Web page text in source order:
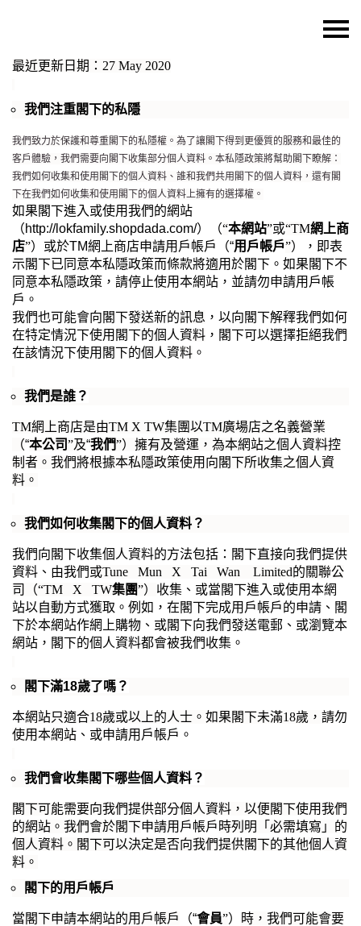
特價貨品
貨品分類
商店資訊
購物車
用戶
聯絡我們
貨幣
語言
最近更新日期： 27 May 2020
我們注重閣下的私隱
我們致力於保護和尊重閣下的私隱權。為了讓閣下得到更優質的服務和最佳的
客戶體驗，我們需要向閣下收集部分個人資料。本私隱政策將幫助閣下瞭解：
我們如何收集和使用閣下的個人資料、誰和我們共用閣下的個人資料，還有閣
下在我們如何收集和使用閣下的個人資料上擁有的選擇權。
如果閣下進入或使用我們的網站
（http://lokfamily.shopdada.com/）（“本網站”或“TM網上商
店”） 或於TM網上商店申請用戶帳戶（“用戶帳戶”），即表
示閣下已同意本私隱政策而條款將適用於閣下。如果閣下不
同意本私隱政策，請停止使用本網站，並請勿申請用戶帳
戶。
我們也可能會向閣下發送新的訊息 ，以向閣下解釋我們如何
在特定情況下使用閣下的個人資料 ，閣下可以選擇拒絕我們
在該情況下使用閣下的個人資料 。
我們是誰？
TM網上商店是由TM X TW集團以TM廣場店之名義營業
（“本公司”及“我們”）擁有及營運，為本網站之個 人資料控
制者。我們將根據本私隱政策使用向閣下所收集之個人資
料 。
我們如何收集閣下的個人資料？
我們向閣下收集個人資料的方法包括：閣下直接向我們提供
資料、由我們或Tune Mun X Tai Wan Limited的關聯公
司
（“TM X TW集團”） 收集、或當閣下進入或使用本網
站以自動方式獲取。例如，在閣下完成用戶帳戶的申請 、閣
下於本網站作網上購物、或閣下向我們發送電郵、或瀏覽本
網站，閣下的個人資料都會被我們收集。
閣下滿18歲了嗎？
本網站只適合18歲或以上的人士。如果閣下未滿18歲，請勿
使用本網站 、或申請用戶帳戶 。
我們會收集閣下哪些個人資料？
閣下可能需要向我們提供部分個人資料，以便閣下使用我們
的網站。我們會於閣下申請用戶帳戶 時列明「必需填寫」 的
個人資料。閣下可以決定是否向我們提供閣下的其他個人資
料。
閣下的用戶帳戶
當閣下申請本網站的用戶帳戶 （“會員”）
時，我們可能會要